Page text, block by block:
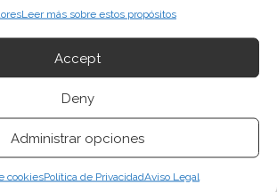
Leer más sobre estos propósitos
Accept
Deny
Administrar opciones
cookiesPolítica de PrivacidadAviso Legal